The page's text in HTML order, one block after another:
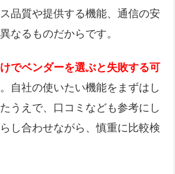
品質や提供する機能、通信の安
なるものだからです。
でベンダーを選ぶと失敗する可
。自社の使いたい機能をまずはし
うえで、口コミなども参考にし
し合わせながら、慎重に比較検